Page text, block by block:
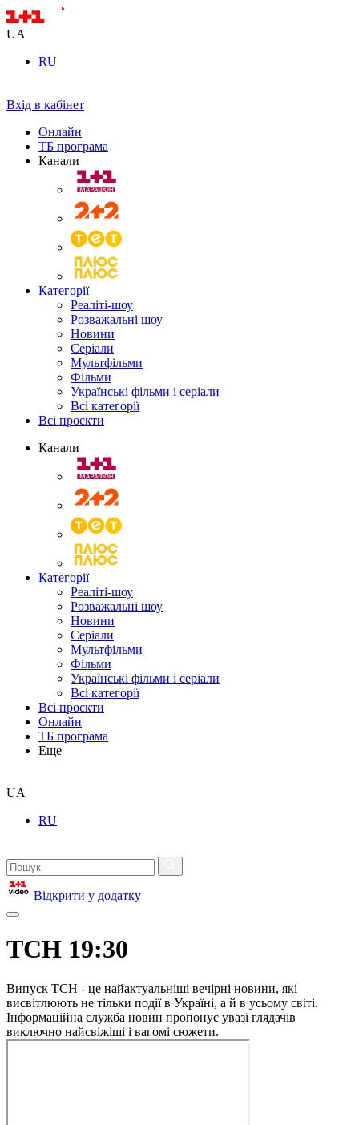
UA
RU
Вхід в кабінет
Онлайн
ТБ програма
Канали
Категорії
Реаліті-шоу
Розважальні шоу
Новини
Серіали
Мультфільми
Фільми
Українські фільми і серіали
Всі категорії
Всі проєкти
Канали
Категорії
Реаліті-шоу
Розважальні шоу
Новини
Серіали
Мультфільми
Фільми
Українські фільми і серіали
Всі категорії
Всі проєкти
Онлайн
ТБ програма
Еще
UA
RU
Відкрити у додатку
ТСН 19:30
Випуск ТСН - це найактуальніші вечірні новини, які
висвітлюють не тільки події в Україні, а й в усьому світі.
Інформаційна служба новин пропонує увазі глядачів
виключно найсвіжіші і вагомі сюжети.